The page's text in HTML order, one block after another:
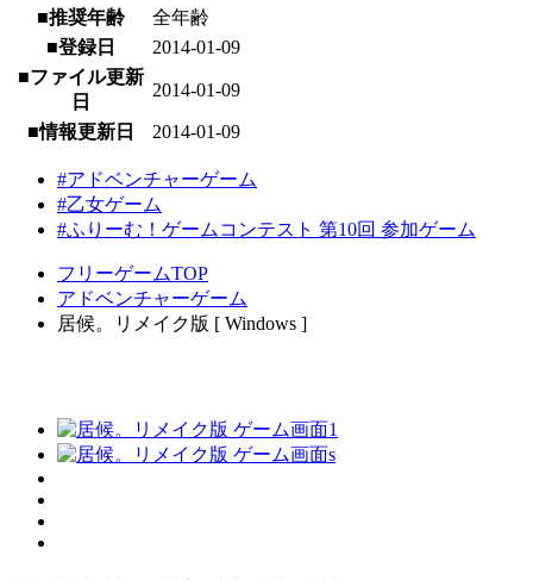
■推奨年齢
全年齢
■登録日
2014-01-09
■ファイル更新
日
2014-01-09
■情報更新日 2014-01-09
#アドベンチャーゲーム
#乙女ゲーム
#ふりーむ！ゲームコンテスト 第10回 参加ゲーム
フリーゲームTOP
アドベンチャーゲーム
居候。リメイク版 [ Windows ]